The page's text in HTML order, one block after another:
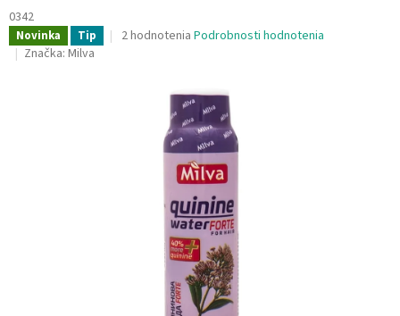
0342
Novinka Tip
Priemerné
hviezdičiek.
2 hodnotenia Podrobnosti hodnotenia
Značka: Milva